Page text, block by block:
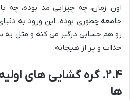
اون زمان، چه چیزایی مد بوده، چه
جامعه چطوری بوده. این ورود به
رو هم حسابی درگیر می کنه و مثل یه
جذاب و پر از هیجانه.
۲.۴. گره گشایی های
ها